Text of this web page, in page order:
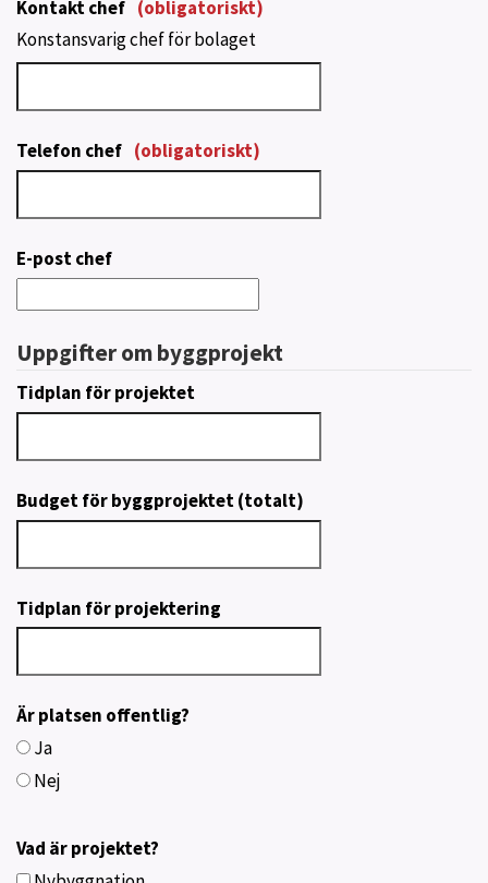
Kontakt chef (obligatoriskt)
Konstansvarig chef för bolaget
Telefon chef (obligatoriskt)
E-post chef
Uppgifter om byggprojekt
Tidplan för projektet
Budget för byggprojektet (totalt)
Tidplan för projektering
Är platsen offentlig?
Ja
Nej
Vad är projektet?